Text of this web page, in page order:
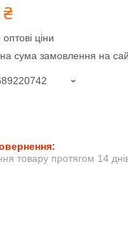
ціни
сума замовлення на
товару протягом 14